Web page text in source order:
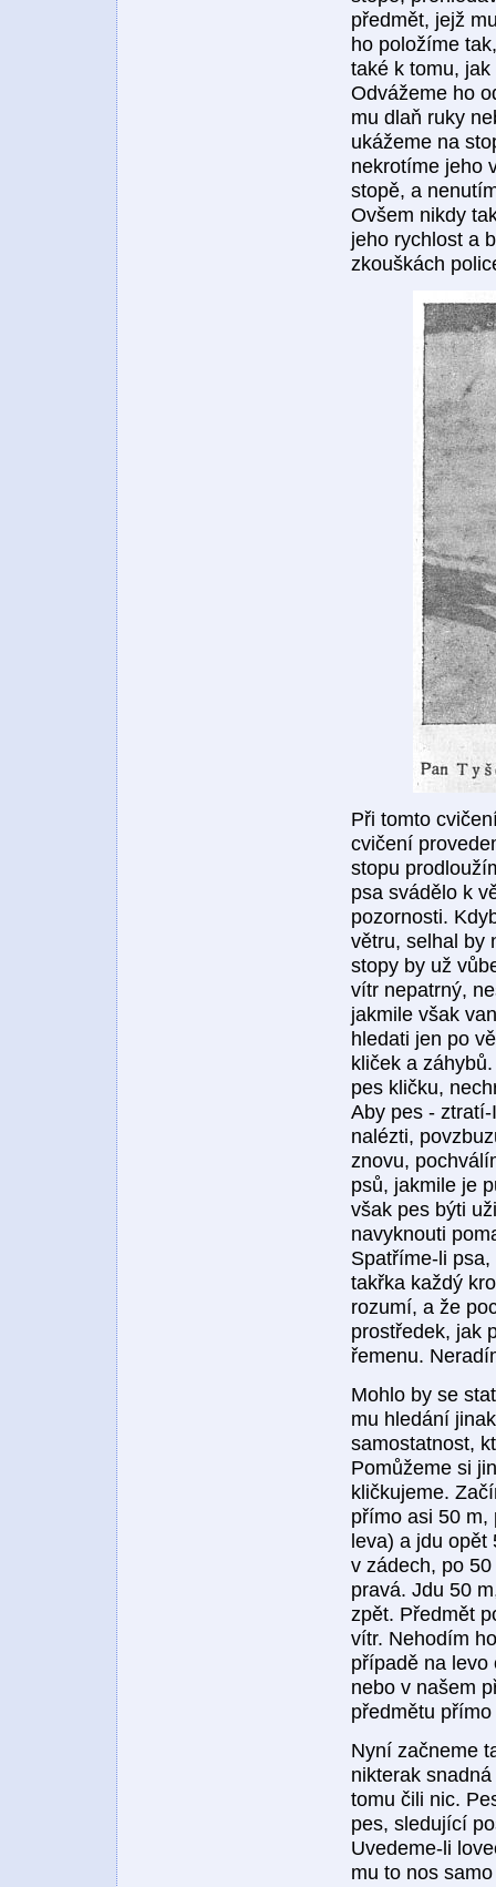
předmět, jejž
ho položíme
také k tomu,
Odvážeme ho
mu dlaň ruky
ukážeme na
nekrotíme jeho
stopě, a
Ovšem nikdy
jeho rychlost a
zkouškách
Při tomto
cvičení
stopu
psa svádělo k
pozornosti.
větru, selhal by
stopy by už
vítr nepatrný,
jakmile však
hledati jen po
kliček a
pes kličku,
Aby pes -
nalézti,
znovu,
psů, jakmile je
však pes býti
navyknouti
Spatříme-li
takřka každý
rozumí, a že
prostředek, jak
řemenu.
Mohlo by se
mu hledání
samostatnost,
Pomůžeme si
kličkujeme.
přímo asi 50
leva) a jdu opět
v zádech, po
pravá. Jdu 50
zpět. Předmět
vítr. Nehodím
případě na levo
nebo v našem
předmětu
Nyní začneme
nikterak
tomu čili nic.
pes, sledující
Uvedeme-li
mu to nos